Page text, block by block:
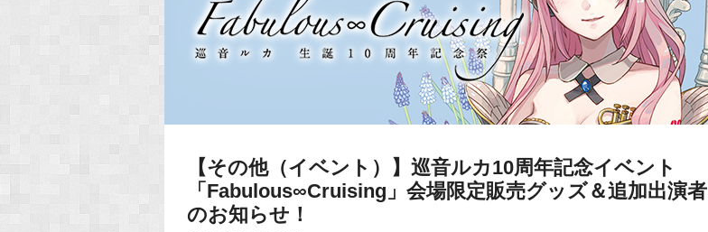
【その他（イベント）】巡音ルカ10周年記念イベント
「Fabulous∞Cruising」会場限定販売グッズ＆追加出演者
のお知らせ！